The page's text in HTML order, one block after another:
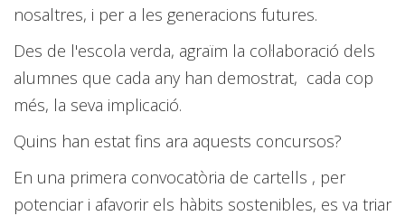
nosaltres, i per a les generacions futures.
Des de l'escola verda, agraïm la col·laboració dels
alumnes que cada any han demostrat, cada cop
més, la seva implicació.
Quins han estat fins ara aquests concursos?
En una primera convocatòria de cartells , per
potenciar i afavorir els hàbits sostenibles, es va triar